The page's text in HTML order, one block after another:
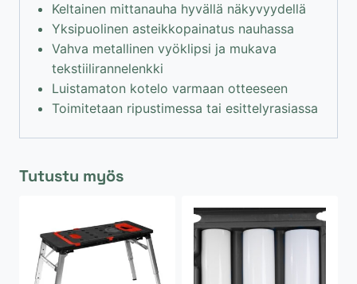
Keltainen mittanauha hyvällä näkyvyydellä
Yksipuolinen asteikkopainatus nauhassa
Vahva metallinen vyöklipsi ja mukava
tekstiilirannelenkki
Luistamaton kotelo varmaan otteeseen
Toimitetaan ripustimessa tai esittelyrasiassa
Tutustu myös